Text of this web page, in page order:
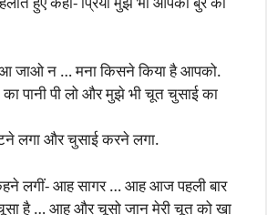
आ जाओ न … मना किसने किया है आपको.
पानी पी लो और मुझे भी चूत चुसाई का
लगा और चुसाई करने लगा.
लगीं- आह सागर … आह आज पहली बार
है … आह और चूसो जान मेरी चूत को खा